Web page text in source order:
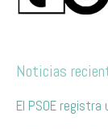
Noticias
El PSOE